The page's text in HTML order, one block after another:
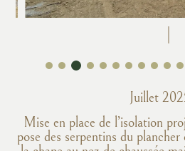
Juillet
Mise en place de l’isolation
pose des serpentins du